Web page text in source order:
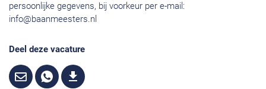
persoonlijke gegevens, bij voorkeur per e-mail:
info@baanmeesters.nl
Deel deze vacature